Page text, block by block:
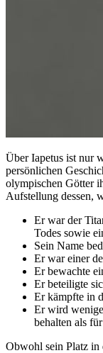
Über Iapetus ist nur
persönlichen
olympischen Götter
Aufstellung dessen,
Er war der
Todes sowie
Sein Name
Er war einer
Er bewachte
Er beteiligte
Er kämpfte in
Er wird
behalten als
Obwohl sein Platz in